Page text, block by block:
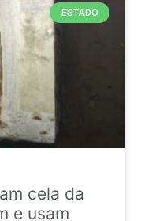
ESTADO
cela da
e usam